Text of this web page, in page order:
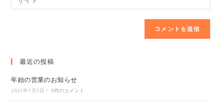
最近の投稿
年始の営業のお知らせ
2021年1月1日 / 0件のコメント